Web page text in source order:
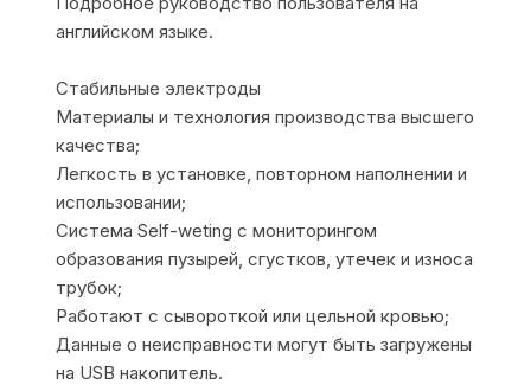
английском языке.
Стабильные электроды
Материалы и технология производства высшего
качества;
Легкость в установке, повторном наполнении и
использовании;
Система Self-weting с мониторингом
образования пузырей, сгустков, утечек и износа
трубок;
Работают с сывороткой или цельной кровью;
Данные о неисправности могут быть загружены
на USB накопитель.